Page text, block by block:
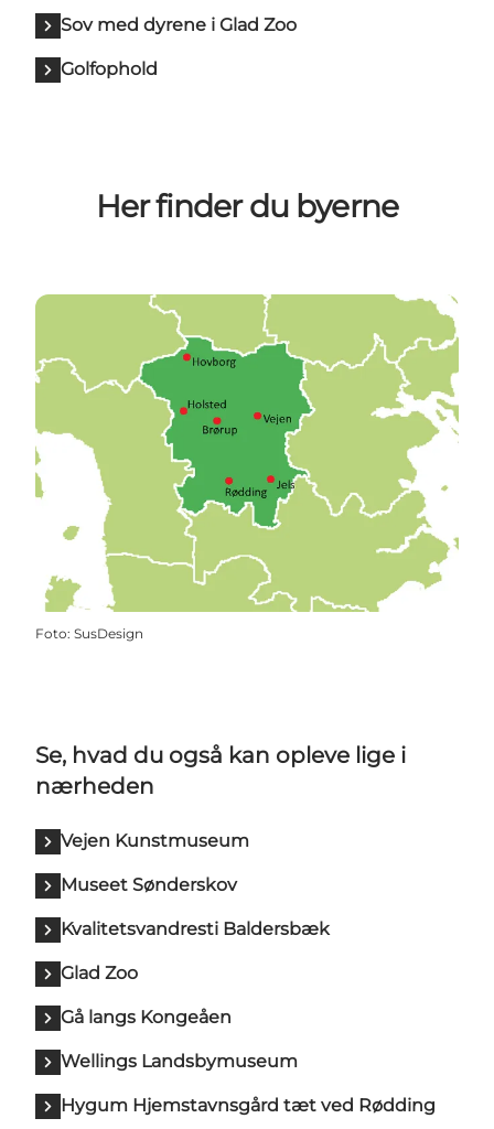
Sov med dyrene i Glad Zoo
Golfophold
Her finder du byerne
Foto: SusDesign
Se, hvad du også kan opleve lige i
nærheden
Vejen Kunstmuseum
Museet Sønderskov
Kvalitetsvandresti Baldersbæk
Glad Zoo
Gå langs Kongeåen
Wellings Landsbymuseum
Hygum Hjemstavnsgård tæt ved Rødding